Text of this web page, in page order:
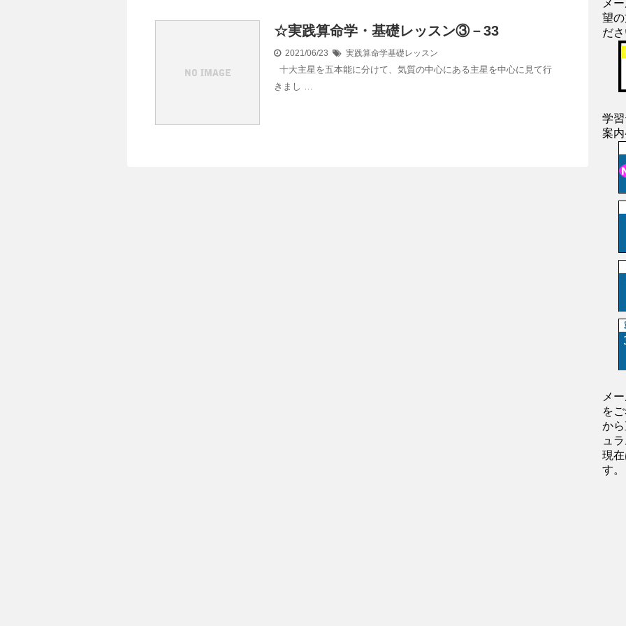
☆実践算命学・基礎レッスン③－33
2021/06/23 実践算命学基礎レッスン
十大主星を五本能に分けて、気質の中心にある主星を中心に見て行
きまし …
メ
望
だ
学
案
メ
を
か
ュ
現
す。